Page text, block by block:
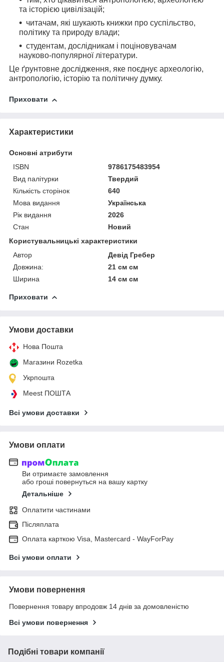
та історією цивілізацій;
читачам, які шукають книжки про суспільство,
політику та природу влади;
студентам, дослідникам і поціновувачам
науково-популярної літератури.
Це ґрунтовне дослідження, яке поєднує археологію,
антропологію, історію та політичну думку.
Приховати
Характеристики
Основні атрибути
ISBN
9786175483954
Вид палітурки
Твердий
Кількість сторінок
640
Мова видання
Українська
Рік видання
2026
Стан
Новий
Користувальницькі характеристики
Автор
Девід Гребер
Довжина:
21 см см
Ширина
14 см см
Приховати
Умови доставки
Нова Пошта
Магазини Rozetka
Укрпошта
Meest ПОШТА
Всі умови доставки
Умови оплати
Ви отримаєте замовлення
або гроші повернуться на вашу картку
Детальніше
Оплатити частинами
Післяплата
Оплата карткою Visa, Mastercard - WayForPay
Всі умови оплати
Умови повернення
Повернення товару впродовж 14 днів за домовленістю
Всі умови повернення
Подібні товари компанії